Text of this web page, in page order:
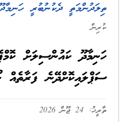
ތިލަދުންމަތީ ދެކުނުބުރީ
ކުރިން
ހަނިމާދޫ ކައުންސިލަށް
ސަޕްލައިކޮށްދޭނެ ފަރާތެއް
ތާރީޚު: 24 ޖޫން 2026